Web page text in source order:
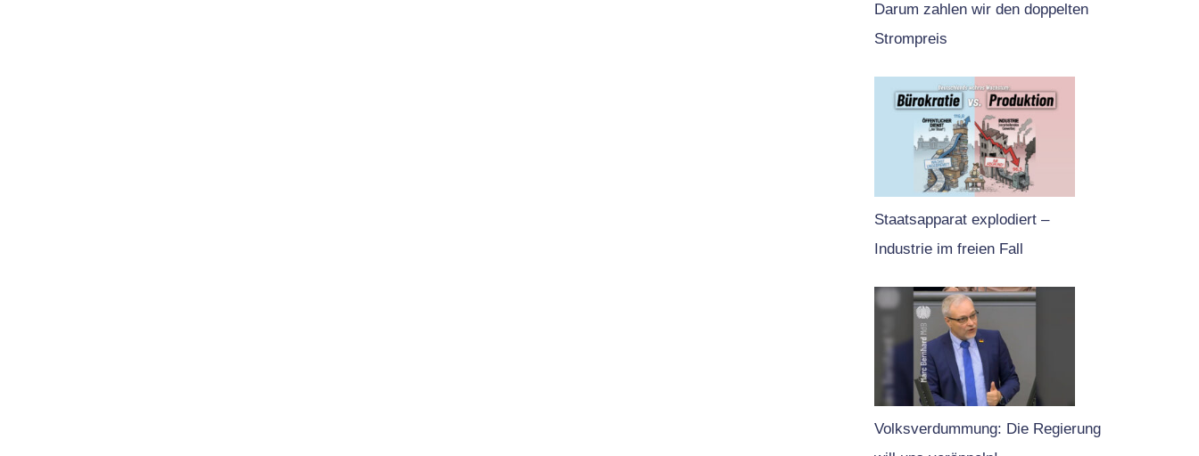
Darum zahlen wir den doppelten
Strompreis
Staatsapparat explodiert –
Industrie im freien Fall
Volksverdummung: Die Regierung